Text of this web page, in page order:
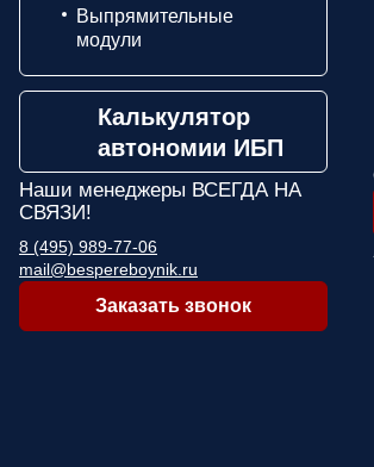
Выпрямительные
модули
Калькулятор
автономии ИБП
Наши менеджеры ВСЕГДА НА
СВЯЗИ!
8 (495) 989-77-06
mail@bespereboynik.ru
Заказать звонок